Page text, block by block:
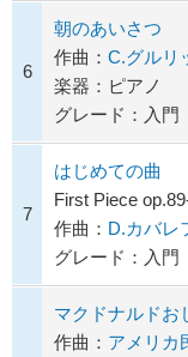
6
朝のあいさつ
作曲： C.グルリ
楽器：ピアノ
グレード：入門
7
はじめての曲
First Piece
作曲： D.カバレ
グレード：入門
マクドナルドお
作曲： アメリカ